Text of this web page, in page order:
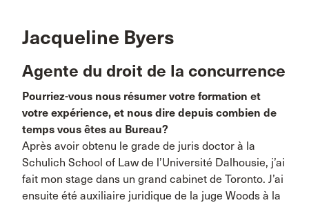
Jacqueline Byers
Agente du droit de la concurrence
Pourriez-vous nous résumer votre formation et
votre expérience, et nous dire depuis combien de
temps vous êtes au Bureau?
Après avoir obtenu le grade de juris doctor à la
Schulich School of Law de l’Université Dalhousie, j’ai
fait mon stage dans un grand cabinet de Toronto. J’ai
ensuite été auxiliaire juridique de la juge Woods à la